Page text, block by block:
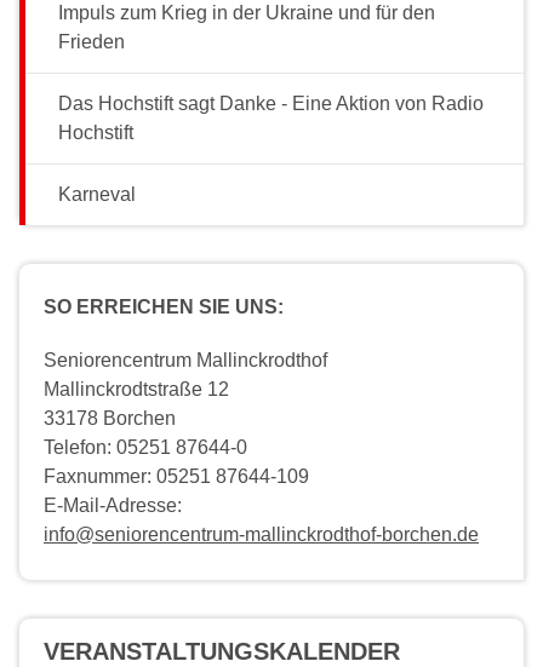
Impuls zum Krieg in der Ukraine und für den
Frieden
Das Hochstift sagt Danke - Eine Aktion von Radio
Hochstift
Karneval
SO ERREICHEN SIE UNS:
Seniorencentrum Mallinckrodthof
Mallinckrodtstraße 12
33178 Borchen
Telefon: 05251 87644-0
Faxnummer: 05251 87644-109
E-Mail-Adresse:
info@seniorencentrum-mallinckrodthof-borchen.de
VERANSTALTUNGS­KALENDER